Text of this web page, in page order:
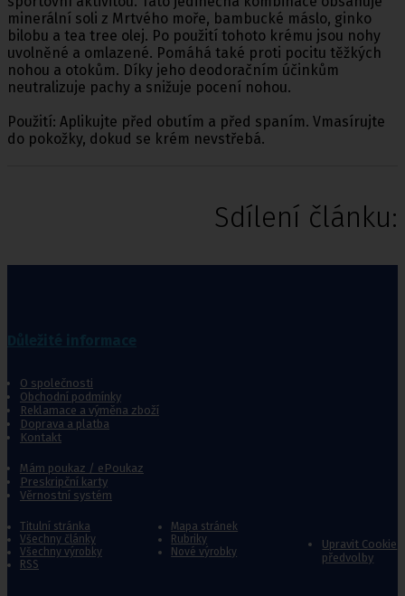
minerální soli z Mrtvého moře, bambucké máslo, ginko
bilobu a tea tree olej. Po použití tohoto krému jsou nohy
uvolněné a omlazené. Pomáhá také proti pocitu těžkých
nohou a otokům. Díky jeho deodoračním účinkům
neutralizuje pachy a snižuje pocení nohou.
Použití: Aplikujte před obutím a před spaním. Vmasírujte
do pokožky, dokud se krém nevstřebá.
Sdílení článku:
O společnosti
Obchodní podmínky
Reklamace a výměna zboží
Doprava a platba
Kontakt
Mám poukaz / ePoukaz
Preskripční karty
Věrnostní systém
Titulní stránka
Mapa stránek
Všechny články
Rubriky
Všechny výrobky
Nové výrobky
RSS
Upravit Cookie
předvolby